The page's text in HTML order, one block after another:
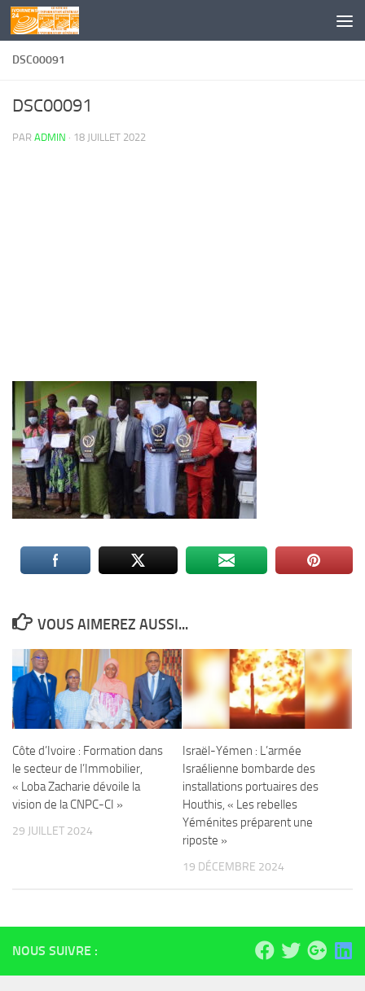
Skip to content
DSC00091
DSC00091
PAR ADMIN · 18 JUILLET 2022
VOUS AIMEREZ AUSSI...
Côte d’Ivoire : Formation dans
le secteur de l’Immobilier,
« Loba Zacharie dévoile la
vision de la CNPC-CI »
29 JUILLET 2024
Israël-Yémen : L’armée
Israélienne bombarde des
installations portuaires des
Houthis, « Les rebelles
Yéménites préparent une
riposte »
19 DÉCEMBRE 2024
NOUS SUIVRE :